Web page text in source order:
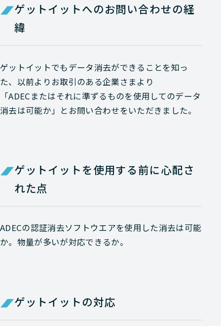
ゲットイットへのお問い合わせの経
緯
ゲットイットでもデータ消去ができることを知っ
た、以前よりお取引のある企業さまより
「ADECまたはそれに準ずるものを使用してのデータ
消去は可能か」とお問い合わせをいただきました。
ゲットイットを使用する前に心配さ
れた点
ADECの認証消去ソフトウエアを使用した消去は可能
か。物量が多いが対応できるか。
ゲットイットの対応